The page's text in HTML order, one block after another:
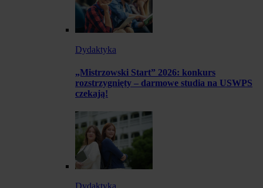
Dydaktyka
„Mistrzowski Start” 2026: konkurs
rozstrzygnięty – darmowe studia na USWPS
czekają!